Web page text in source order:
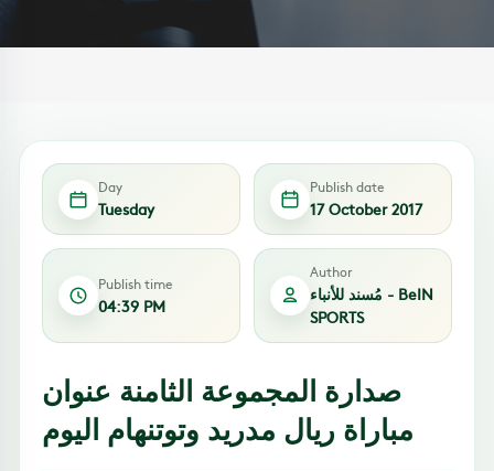
Day
Tuesday
Publish date
17 October 2017
Publish time
04:39 PM
Author
مُسند للأنباء - BeIN
SPORTS
صدارة المجموعة الثامنة عنوان
مباراة ريال مدريد وتوتنهام اليوم